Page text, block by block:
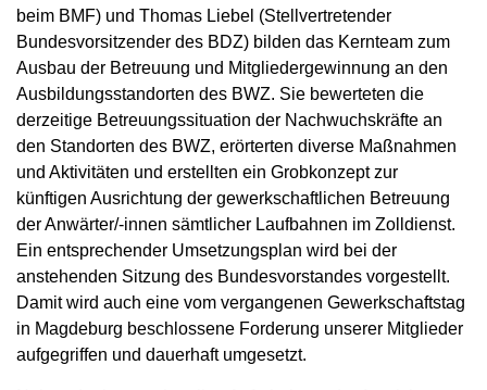
beim BMF) und Thomas Liebel (Stellvertretender
Bundesvorsitzender des BDZ) bilden das Kernteam zum
Ausbau der Betreuung und Mitgliedergewinnung an den
Ausbildungsstandorten des BWZ. Sie bewerteten die
derzeitige Betreuungssituation der Nachwuchskräfte an
den Standorten des BWZ, erörterten diverse Maßnahmen
und Aktivitäten und erstellten ein Grobkonzept zur
künftigen Ausrichtung der gewerkschaftlichen Betreuung
der Anwärter/-innen sämtlicher Laufbahnen im Zolldienst.
Ein entsprechender Umsetzungsplan wird bei der
anstehenden Sitzung des Bundesvorstandes vorgestellt.
Damit wird auch eine vom vergangenen Gewerkschaftstag
in Magdeburg beschlossene Forderung unserer Mitglieder
aufgegriffen und dauerhaft umgesetzt.